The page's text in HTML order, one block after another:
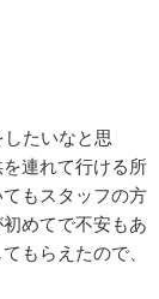
たいなと思
連れて行ける所
もスタッフの方
めてで不安もあ
もらえたので、